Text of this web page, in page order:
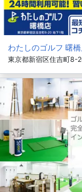
わたしのゴルフ 曙
東京都新宿区住吉町8-